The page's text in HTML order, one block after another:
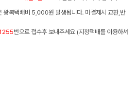
왕복택배비 5,000원 발생됩니다. 미결제시 교환,반
번으로 접수후 보내주세요 (지정택배를 이용하셔